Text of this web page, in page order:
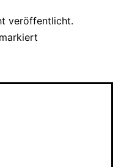
veröffentlicht.
markiert